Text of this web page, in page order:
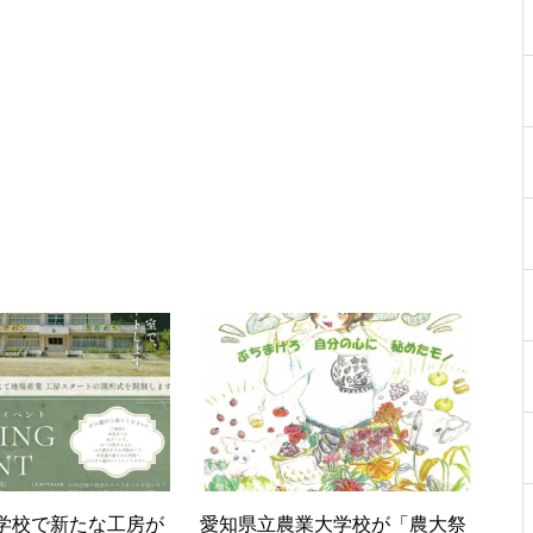
校で新たな工房が 愛知県立農業大学校が「農大祭